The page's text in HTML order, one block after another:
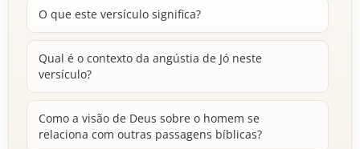
O que este versículo significa?
Qual é o contexto da angústia de Jó neste
versículo?
Como a visão de Deus sobre o homem se
relaciona com outras passagens bíblicas?